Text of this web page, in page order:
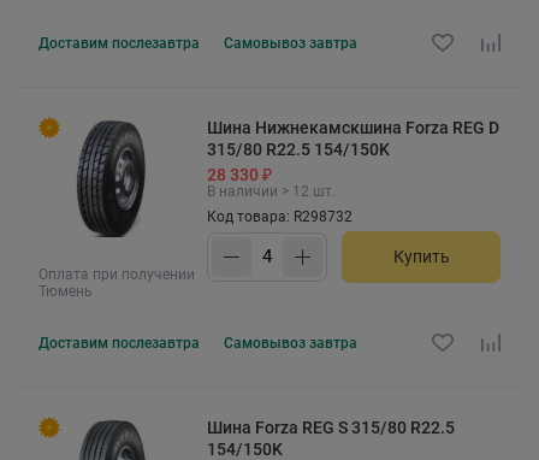
Доставим послезавтра Самовывоз завтра
Оплата при получении
Тюмень
Шина Нижнекамскшина Forza REG D
315/80 R22.5 154/150K
28 330 ₽
В наличии > 12 шт.
Код товара: R298732
Купить
Доставим послезавтра Самовывоз завтра
Шина Forza REG S 315/80 R22.5
154/150K